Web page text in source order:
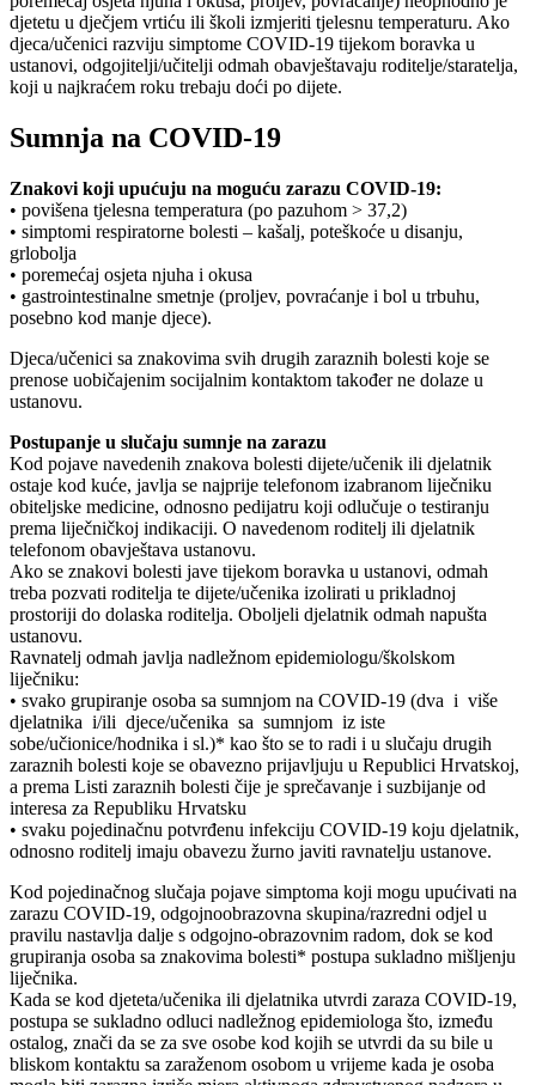
djetetu u dječjem vrtiću ili školi izmjeriti tjelesnu temperaturu. Ako
djeca/učenici razviju simptome COVID-19 tijekom boravka u
ustanovi, odgojitelji/učitelji odmah obavještavaju roditelje/staratelja,
koji u najkraćem roku trebaju doći po dijete.
Sumnja na COVID-19
Znakovi koji upućuju na moguću zarazu COVID-19:
• povišena tjelesna temperatura (po pazuhom > 37,2)
• simptomi respiratorne bolesti – kašalj, poteškoće u disanju,
grlobolja
• poremećaj osjeta njuha i okusa
• gastrointestinalne smetnje (proljev, povraćanje i bol u trbuhu,
posebno kod manje djece).
Djeca/učenici sa znakovima svih drugih zaraznih bolesti koje se
prenose uobičajenim socijalnim kontaktom također ne dolaze u
ustanovu.
Postupanje u slučaju sumnje na zarazu
Kod pojave navedenih znakova bolesti dijete/učenik ili djelatnik
ostaje kod kuće, javlja se najprije telefonom izabranom liječniku
obiteljske medicine, odnosno pedijatru koji odlučuje o testiranju
prema liječničkoj indikaciji. O navedenom roditelj ili djelatnik
telefonom obavještava ustanovu.
Ako se znakovi bolesti jave tijekom boravka u ustanovi, odmah
treba pozvati roditelja te dijete/učenika izolirati u prikladnoj
prostoriji do dolaska roditelja. Oboljeli djelatnik odmah napušta
ustanovu.
Ravnatelj odmah javlja nadležnom epidemiologu/školskom
liječniku:
• svako grupiranje osoba sa sumnjom na COVID-19 (dva i više
djelatnika i/ili djece/učenika sa sumnjom iz iste
sobe/učionice/hodnika i sl.)* kao što se to radi i u slučaju drugih
zaraznih bolesti koje se obavezno prijavljuju u Republici Hrvatskoj,
a prema Listi zaraznih bolesti čije je sprečavanje i suzbijanje od
interesa za Republiku Hrvatsku
• svaku pojedinačnu potvrđenu infekciju COVID-19 koju djelatnik,
odnosno roditelj imaju obavezu žurno javiti ravnatelju ustanove.
Kod pojedinačnog slučaja pojave simptoma koji mogu upućivati na
zarazu COVID-19, odgojnoobrazovna skupina/razredni odjel u
pravilu nastavlja dalje s odgojno-obrazovnim radom, dok se kod
grupiranja osoba sa znakovima bolesti* postupa sukladno mišljenju
liječnika.
Kada se kod djeteta/učenika ili djelatnika utvrdi zaraza COVID-19,
postupa se sukladno odluci nadležnog epidemiologa što, između
ostalog, znači da se za sve osobe kod kojih se utvrdi da su bile u
bliskom kontaktu sa zaraženom osobom u vrijeme kada je osoba